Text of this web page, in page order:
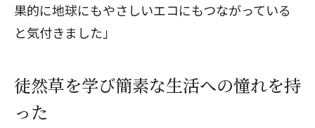
果的に地球にもやさしいエコにもつながっている
と気付きました」
徒然草を学び簡素な生活への憧れを持
った